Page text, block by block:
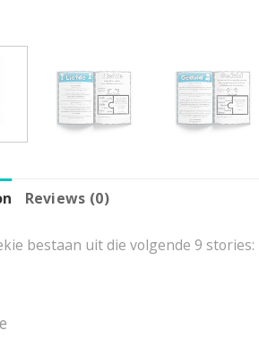
Reviews (0)
bestaan uit die volgende 9 stories: